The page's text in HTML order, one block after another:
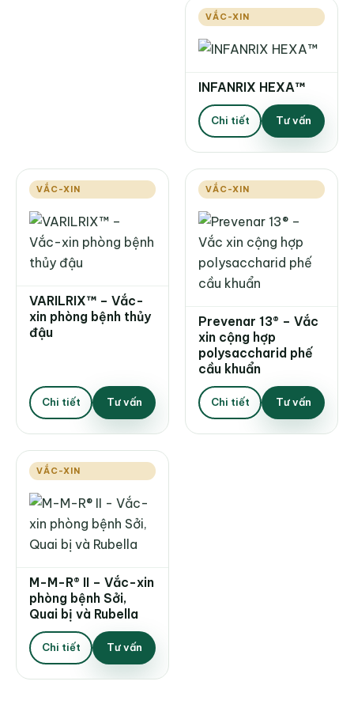
VẮC-XIN
INFANRIX HEXA™
Chi tiết Tư vấn
VẮC-XIN
VARILRIX™ – Vắc-
xin phòng bệnh thủy
đậu
Chi tiết Tư vấn
VẮC-XIN
Prevenar 13® – Vắc
xin cộng hợp
polysaccharid phế
cầu khuẩn
Chi tiết Tư vấn
VẮC-XIN
M-M-R® II – Vắc-xin
phòng bệnh Sởi,
Quai bị và Rubella
Chi tiết Tư vấn